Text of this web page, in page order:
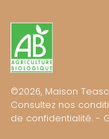
©2026, Maison
Consultez nos
de confidentialité. -